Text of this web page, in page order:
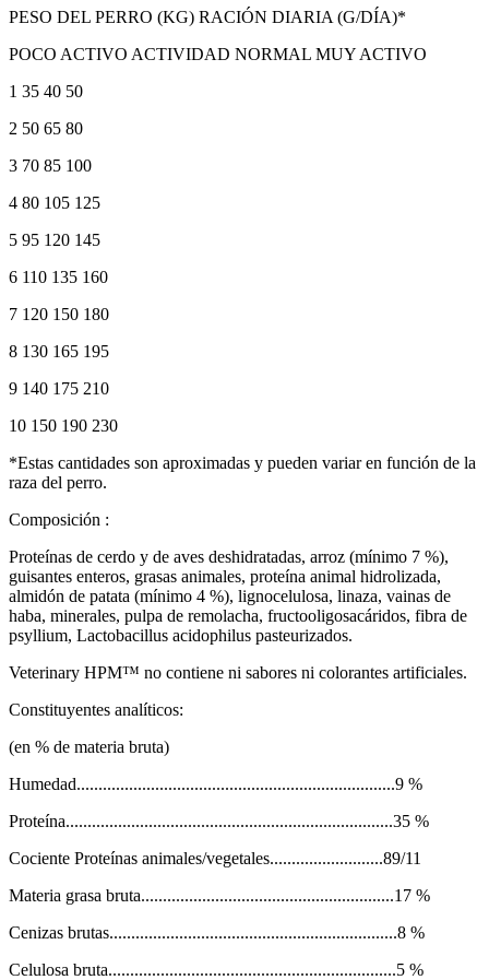
PESO DEL PERRO (KG) RACIÓN DIARIA (G/DÍA)*
POCO ACTIVO ACTIVIDAD NORMAL MUY ACTIVO
1 35 40 50
2 50 65 80
3 70 85 100
4 80 105 125
5 95 120 145
6 110 135 160
7 120 150 180
8 130 165 195
9 140 175 210
10 150 190 230
*Estas cantidades son aproximadas y pueden variar en función de la
raza del perro.
Composición :
Proteínas de cerdo y de aves deshidratadas, arroz (mínimo 7 %),
guisantes enteros, grasas animales, proteína animal hidrolizada,
almidón de patata (mínimo 4 %), lignocelulosa, linaza, vainas de
haba, minerales, pulpa de remolacha, fructooligosacáridos, fibra de
psyllium, Lactobacillus acidophilus pasteurizados.
Veterinary HPM™ no contiene ni sabores ni colorantes artificiales.
Constituyentes analíticos:
(en % de materia bruta)
Humedad.........................................................................9 %
Proteína...........................................................................35 %
Cociente Proteínas animales/vegetales..........................89/11
Materia grasa bruta..........................................................17 %
Cenizas brutas..................................................................8 %
Celulosa bruta..................................................................5 %